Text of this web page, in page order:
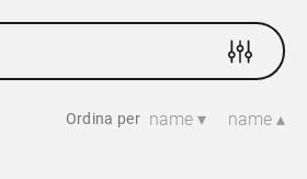
Ordina per name ▾ name ▴